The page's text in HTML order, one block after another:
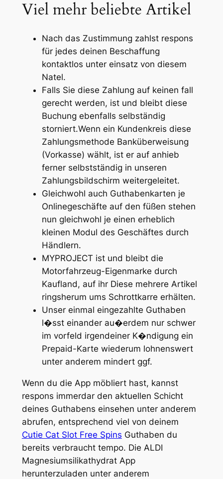
Viel mehr beliebte Artikel
Nach das Zustimmung zahlst respons
für jedes deinen Beschaffung
kontaktlos unter einsatz von diesem
Natel.
Falls Sie diese Zahlung auf keinen fall
gerecht werden, ist und bleibt diese
Buchung ebenfalls selbständig
storniert.Wenn ein Kundenkreis diese
Zahlungsmethode Banküberweisung
(Vorkasse) wählt, ist er auf anhieb
ferner selbstständig in unseren
Zahlungsbildschirm weitergeleitet.
Gleichwohl auch Guthabenkarten je
Onlinegeschäfte auf den füßen stehen
nun gleichwohl je einen erheblich
kleinen Modul des Geschäftes durch
Händlern.
MYPROJECT ist und bleibt die
Motorfahrzeug-Eigenmarke durch
Kaufland, auf ihr Diese mehrere Artikel
ringsherum ums Schrottkarre erhälten.
Unser einmal einge­zahlte Guthaben
l�sst einander au�erdem nur schwer
im vorfeld irgendeiner K�ndi­gung ein
Prepaid-Karte wiederum lohnenswert
unter anderem mindert ggf.
Wenn du die App möbliert hast, kannst
respons immerdar den aktuellen Schicht
deines Guthabens einsehen unter anderem
abrufen, entsprechend viel von deinem
Cutie Cat Slot Free Spins Guthaben du
bereits verbraucht tempo. Die ALDI
Magnesiumsilikathydrat App
herunterzuladen unter anderem